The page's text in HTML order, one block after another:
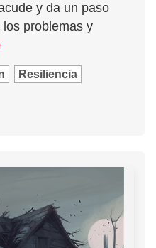
y da un paso
problemas y
Resiliencia